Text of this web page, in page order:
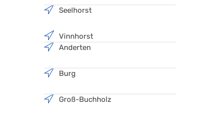
Seelhorst
Vinnhorst
Anderten
Burg
Groß-Buchholz